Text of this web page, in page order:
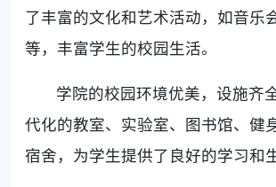
了丰富的文化和艺术活动，如音乐
等，丰富学生的校园生活。
学院的校园环境优美，设施齐
代化的教室、实验室、图书馆、健
宿舍，为学生提供了良好的学习和